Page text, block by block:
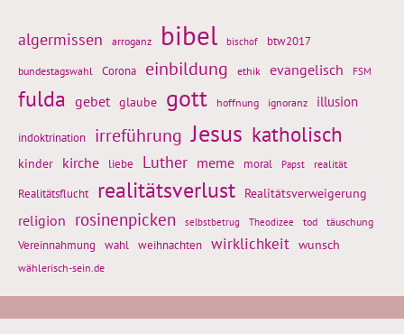
algermissen arroganz bibel bischof btw2017
bundestagswahl Corona einbildung ethik evangelisch FSM
fulda gebet glaube gott hoffnung ignoranz illusion
indoktrination irreführung Jesus katholisch
kinder kirche liebe Luther meme moral Papst realität
Realitätsflucht realitätsverlust Realitätsverweigerung
religion rosinenpicken selbstbetrug Theodizee tod täuschung
Vereinnahmung wahl weihnachten wirklichkeit wunsch
wählerisch-sein.de